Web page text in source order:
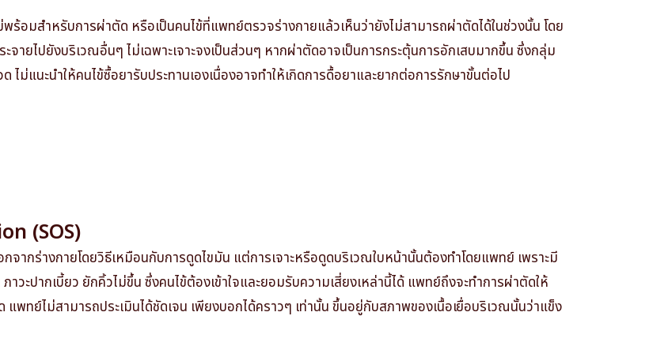
ร้อมสำหรับการผ่าตัด หรือเป็นคนไข้ที่แพทย์ตรวจร่างกายแล้วเห็นว่ายังไม่สามารถผ่าตัดได้ในช่วงนั้น โดย
ายไปยังบริเวณอื่นๆ ไม่เฉพาะเจาะจงเป็นส่วนๆ หากผ่าตัดอาจเป็นการกระตุ้นการอักเสบมากขึ้น ซึ่งกลุ่ม
นะนำให้คนไข้ซื้อยารับประทานเองเนื่องอาจทำให้เกิดการดื้อยาและยากต่อการรักษาขั้นต่อไป
(SOS)
ากร่างกายโดยวิธีเหมือนกับการดูดไขมัน แต่การเจาะหรือดูดบริเวณใบหน้านั้นต้องทำโดยแพทย์ เพราะมี
าวะปากเบี้ยว ยักคิ้วไม่ขึ้น ซึ่งคนไข้ต้องเข้าใจและยอมรับความเสี่ยงเหล่านี้ได้ แพทย์ถึงจะทำการผ่าตัดให้
พทย์ไม่สามารถประเมินได้ชัดเจน เพียงบอกได้คราวๆ เท่านั้น ขึ้นอยู่กับสภาพของเนื้อเยื่อบริเวณนั้นว่าแข็ง